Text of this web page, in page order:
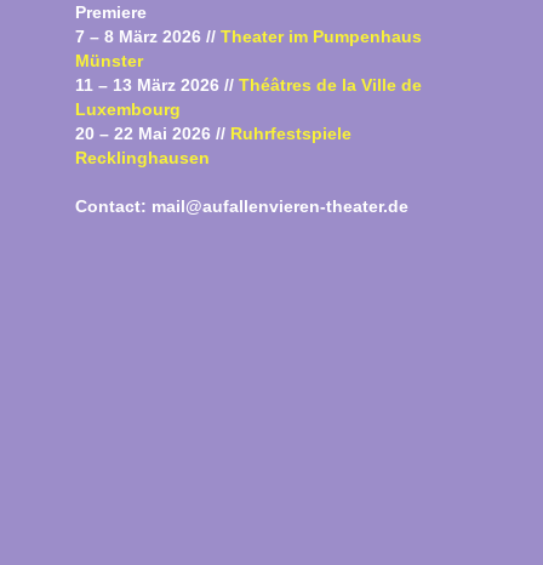
Premiere
7 – 8 März 2026 // Theater im Pumpenhaus
Münster
11 – 13 März 2026 //Théâtres de la Ville de
Luxembourg
20 – 22 Mai 2026 // Ruhrfestspiele
Recklinghausen
Contact: mail@aufallenvieren-theater.de